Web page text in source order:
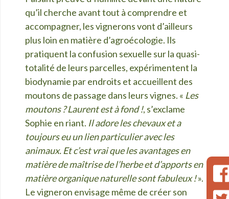
qu’il cherche avant tout à comprendre et
accompagner, les vignerons vont d’ailleurs
plus loin en matière d’agroécologie. Ils
pratiquent la confusion sexuelle sur la quasi-
totalité de leurs parcelles, expérimentent la
biodynamie par endroits et accueillent des
moutons de passage dans leurs vignes. « Les
moutons ? Laurent est à fond !, s’exclame
Sophie en riant. Il adore les chevaux et a
toujours eu un lien particulier avec les
animaux. Et c’est vrai que les avantages en
matière de maîtrise de l’herbe et d’apports en
matière organique naturelle sont fabuleux !».
Le vigneron envisage même de créer son